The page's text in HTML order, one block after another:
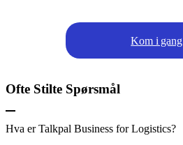
Kom i gang
Ofte Stilte Spørsmål
Hva er Talkpal Business for Logistics?